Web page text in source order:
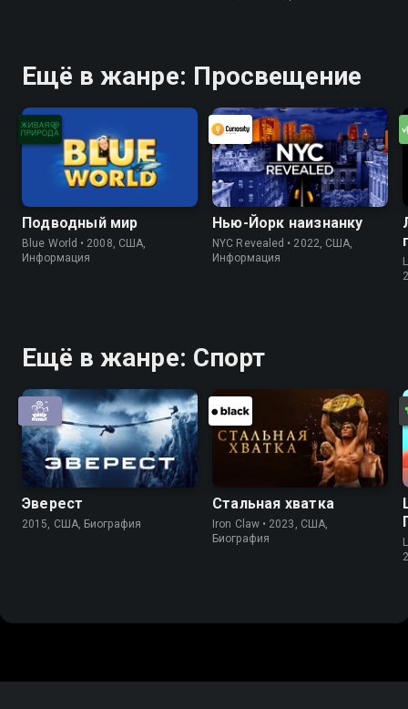
Ещё в жанре: Просвещение
Подводный мир
Blue World • 2008, США,
Информация
Нью-Йорк наизнанку
NYC Revealed • 2022, США,
Информация
Ещё в жанре: Спорт
Эверест
2015, США, Биография
Стальная хватка
Iron Claw • 2023, США,
Биография